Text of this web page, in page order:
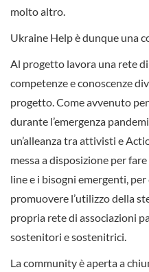
molto altro.
Ukraine Help è dunque una
Al progetto lavora una rete
competenze e conoscenze
progetto. Come avvenuto
durante l’emergenza
un’alleanza tra attivisti e
messa a disposizione per
line e i bisogni emergenti,
promuovere l’utilizzo della
propria rete di associazioni
sostenitori e sostenitrici.
La community è aperta a